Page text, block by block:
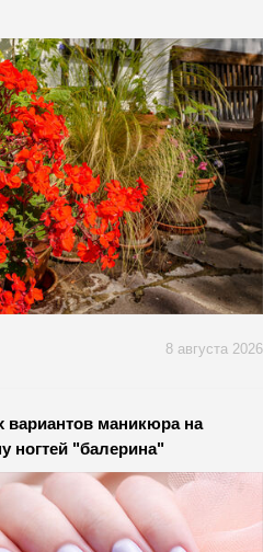
8 августа 2026
вариантов маникюра на
"балерина"